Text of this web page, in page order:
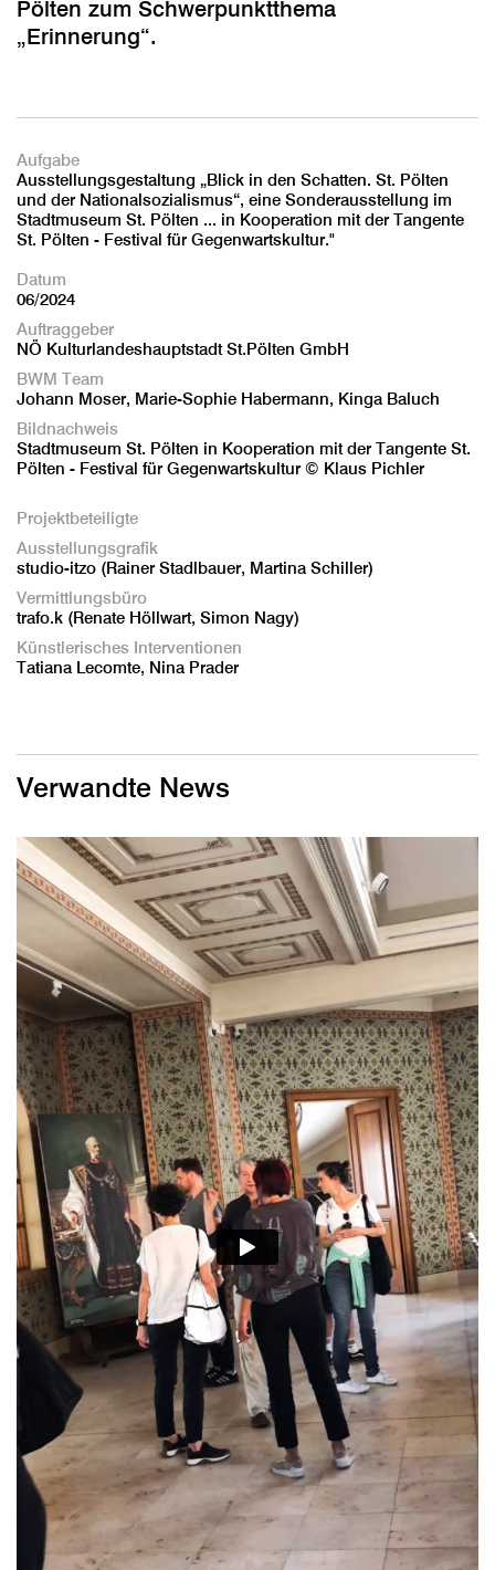
Pölten zum Schwerpunktthema
„Erinnerung“.
Aufgabe
Ausstellungsgestaltung „Blick in den Schatten. St. Pölten
und der Nationalsozialismus“, eine Sonderausstellung im
Stadtmuseum St. Pölten ... in Kooperation mit der Tangente
St. Pölten - Festival für Gegenwartskultur."
Datum
06/2024
Auftraggeber
NÖ Kulturlandeshauptstadt St.Pölten GmbH
BWM Team
Johann Moser, Marie-Sophie Habermann, Kinga Baluch
Bildnachweis
Stadtmuseum St. Pölten in Kooperation mit der Tangente St.
Pölten - Festival für Gegenwartskultur © Klaus Pichler
Projektbeteiligte
Ausstellungsgrafik
studio-itzo (Rainer Stadlbauer, Martina Schiller)
Vermittlungsbüro
trafo.k (Renate Höllwart, Simon Nagy)
Künstlerisches Interventionen
Tatiana Lecomte, Nina Prader
Verwandte News